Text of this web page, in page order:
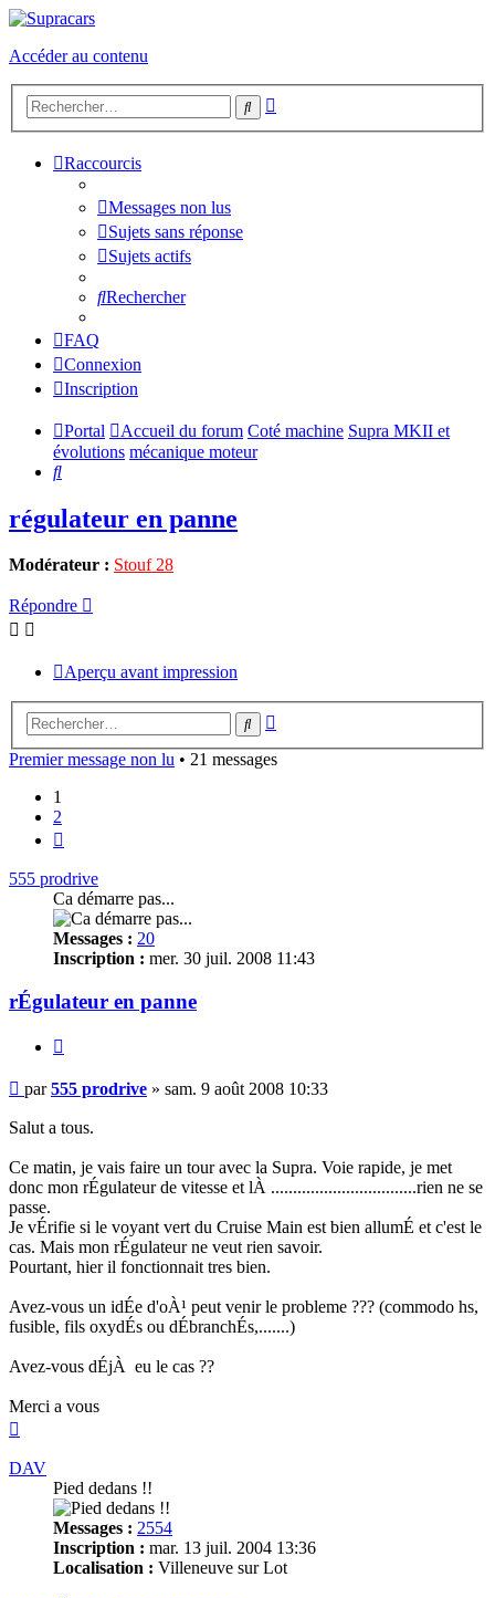
Accéder au contenu
Rechercher
Raccourcis
Messages non lus
Sujets sans réponse
Sujets actifs
Rechercher
FAQ
Connexion
Inscription
Portal Accueil du forum Coté machine Supra MKII et
évolutions mécanique moteur
Rechercher
régulateur en panne
Modérateur : Stouf 28
Répondre
Aperçu avant impression
Rechercher
Premier message non lu • 21 messages
1
2
555 prodrive
Ca démarre pas...
Messages : 20
Inscription : mer. 30 juil. 2008 11:43
rÉgulateur en panne
Message
non
lu
par555 prodrive » sam. 9 août 2008 10:33
Salut a tous.
Ce matin, je vais faire un tour avec la Supra. Voie rapide, je met
donc mon rÉgulateur de vitesse et lÀ .................................rien ne se
passe.
Je vÉrifie si le voyant vert du Cruise Main est bien allumÉ et c'est le
cas. Mais mon rÉgulateur ne veut rien savoir.
Pourtant, hier il fonctionnait tres bien.
Avez-vous un idÉe d'oÀ¹ peut venir le probleme ??? (commodo hs,
fusible, fils oxydÉs ou dÉbranchÉs,.......)
Avez-vous dÉjÀ eu le cas ??
Merci a vous
DAV
Pied dedans !!
Messages : 2554
Inscription : mar. 13 juil. 2004 13:36
Localisation : Villeneuve sur Lot